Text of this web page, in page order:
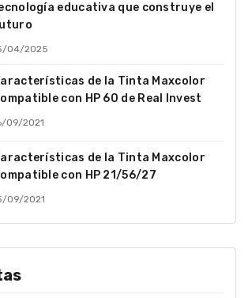
educativa que construye el
04/2025
de la Tinta Maxcolor
con HP 60 de Real Invest
09/2021
de la Tinta Maxcolor
con HP 21/56/27
09/2021